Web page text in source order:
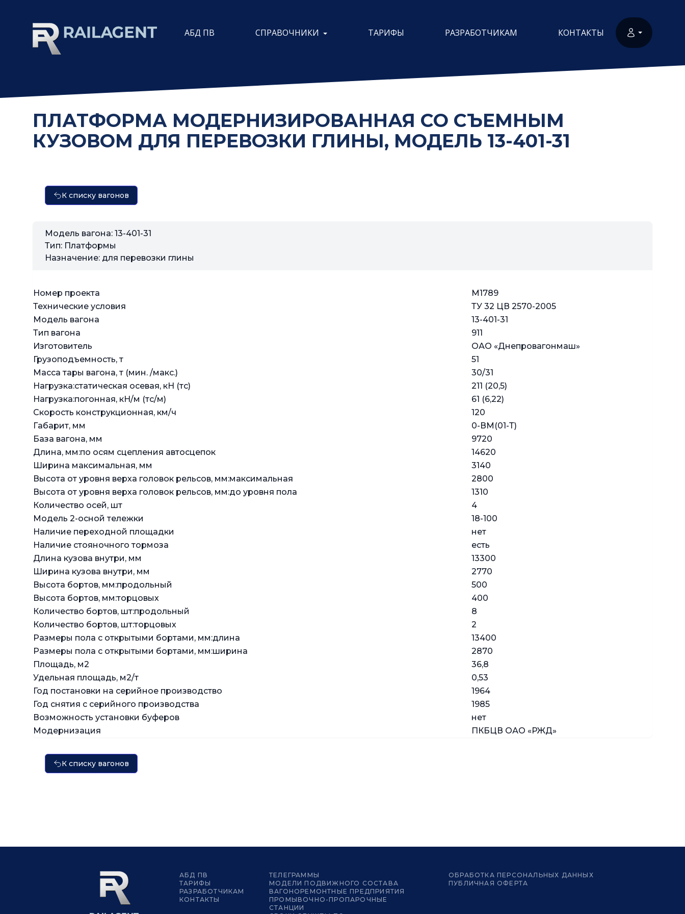
АБД ПВ СПРАВОЧНИКИ ТАРИФЫ РАЗРАБОТЧИКАМ КОНТАКТЫ
ПЛАТФОРМА МОДЕРНИЗИРОВАННАЯ СО СЪЕМНЫМ
КУЗОВОМ ДЛЯ ПЕРЕВОЗКИ ГЛИНЫ, МОДЕЛЬ 13-401-31
К списку вагонов
Модель вагона: 13-401-31
Тип: Платформы
Назначение: для перевозки глины
Номер проекта
М1789
Технические условия
ТУ 32 ЦВ 2570-2005
Модель вагона
13-401-31
Тип вагона
911
Изготовитель
ОАО «Днепровагонмаш»
Грузоподъемность, т
51
Масса тары вагона, т (мин. /макс.)
30/31
Нагрузка:статическая осевая, кН (тс)
211 (20,5)
Нагрузка:погонная, кН/м (тс/м)
61 (6,22)
Скорость конструкционная, км/ч
120
Габарит, мм
0-ВМ(01-Т)
База вагона, мм
9720
Длина, мм:по осям сцепления автосцепок
14620
Ширина максимальная, мм
3140
Высота от уровня верха головок рельсов, мм:максимальная
2800
Высота от уровня верха головок рельсов, мм:до уровня пола
1310
Количество осей, шт
4
Модель 2-осной тележки
18-100
Наличие переходной площадки
нет
Наличие стояночного тормоза
есть
Длина кузова внутри, мм
13300
Ширина кузова внутри, мм
2770
Высота бортов, мм:продольный
500
Высота бортов, мм:торцовых
400
Количество бортов, шт:продольный
8
Количество бортов, шт:торцовых
2
Размеры пола с открытыми бортами, мм:длина
13400
Размеры пола с открытыми бортами, мм:ширина
2870
Площадь, м2
36,8
Удельная площадь, м2/т
0,53
Год постановки на серийное производство
1964
Год снятия с серийного производства
1985
Возможность установки буферов
нет
Модернизация
ПКБЦВ ОАО «РЖД»
К списку вагонов
АБД ПВ
ТАРИФЫ
РАЗРАБОТЧИКАМ
КОНТАКТЫ
ТЕЛЕГРАММЫ
МОДЕЛИ ПОДВИЖНОГО СОСТАВА
ВАГОНОРЕМОНТНЫЕ ПРЕДПРИЯТИЯ
ПРОМЫВОЧНО-ПРОПАРОЧНЫЕ
СТАНЦИИ
ОБРАБОТКА ПЕРСОНАЛЬНЫХ ДАННЫХ
ПУБЛИЧНАЯ ОФЕРТА